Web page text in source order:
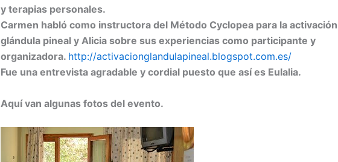
y terapias personales.
Carmen habló como instructora del Método Cyclopea para la
glándula pineal y Alicia sobre sus experiencias como participante y
organizadora. http://activacionglandulapineal.blogspot.com.es/
Fue una entrevista agradable y cordial puesto que así es Eulalia.
Aquí van algunas fotos del evento.